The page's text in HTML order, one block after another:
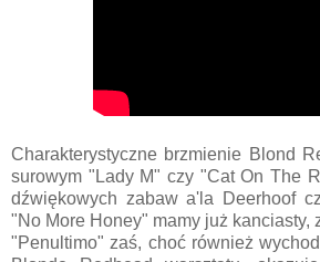
Charakterystyczne brzmienie Blond
surowym "Lady M" czy "Cat On The
dźwiękowych zabaw a'la Deerhoof
"No More Honey" mamy już kanciasty,
"Penultimo" zaś, choć również